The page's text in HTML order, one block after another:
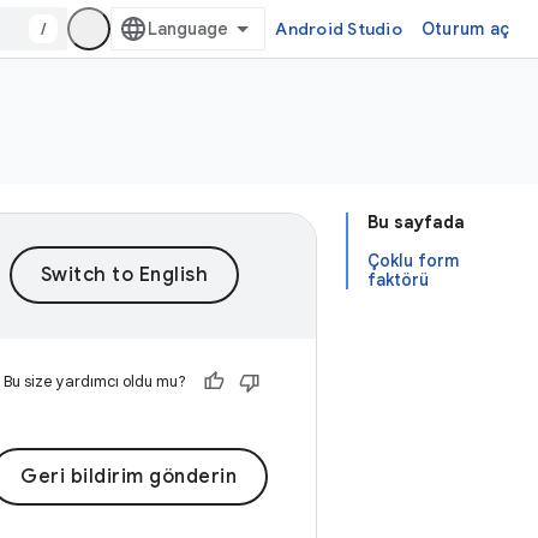
/ Android Studio Oturum aç
Bu sayfada
Çoklu form
faktörü
Bu size yardımcı oldu mu?
Geri bildirim gönderin